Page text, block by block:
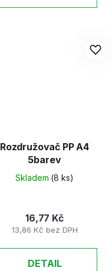
Rozdružovač PP A4
5barev
Skladem (8 ks)
13,86 Kč bez DPH
16,77 Kč
DETAIL